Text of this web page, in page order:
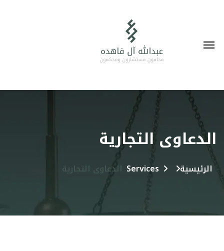
الدعاوى التجارية
الرئيسية Services الدعاوى التجارية